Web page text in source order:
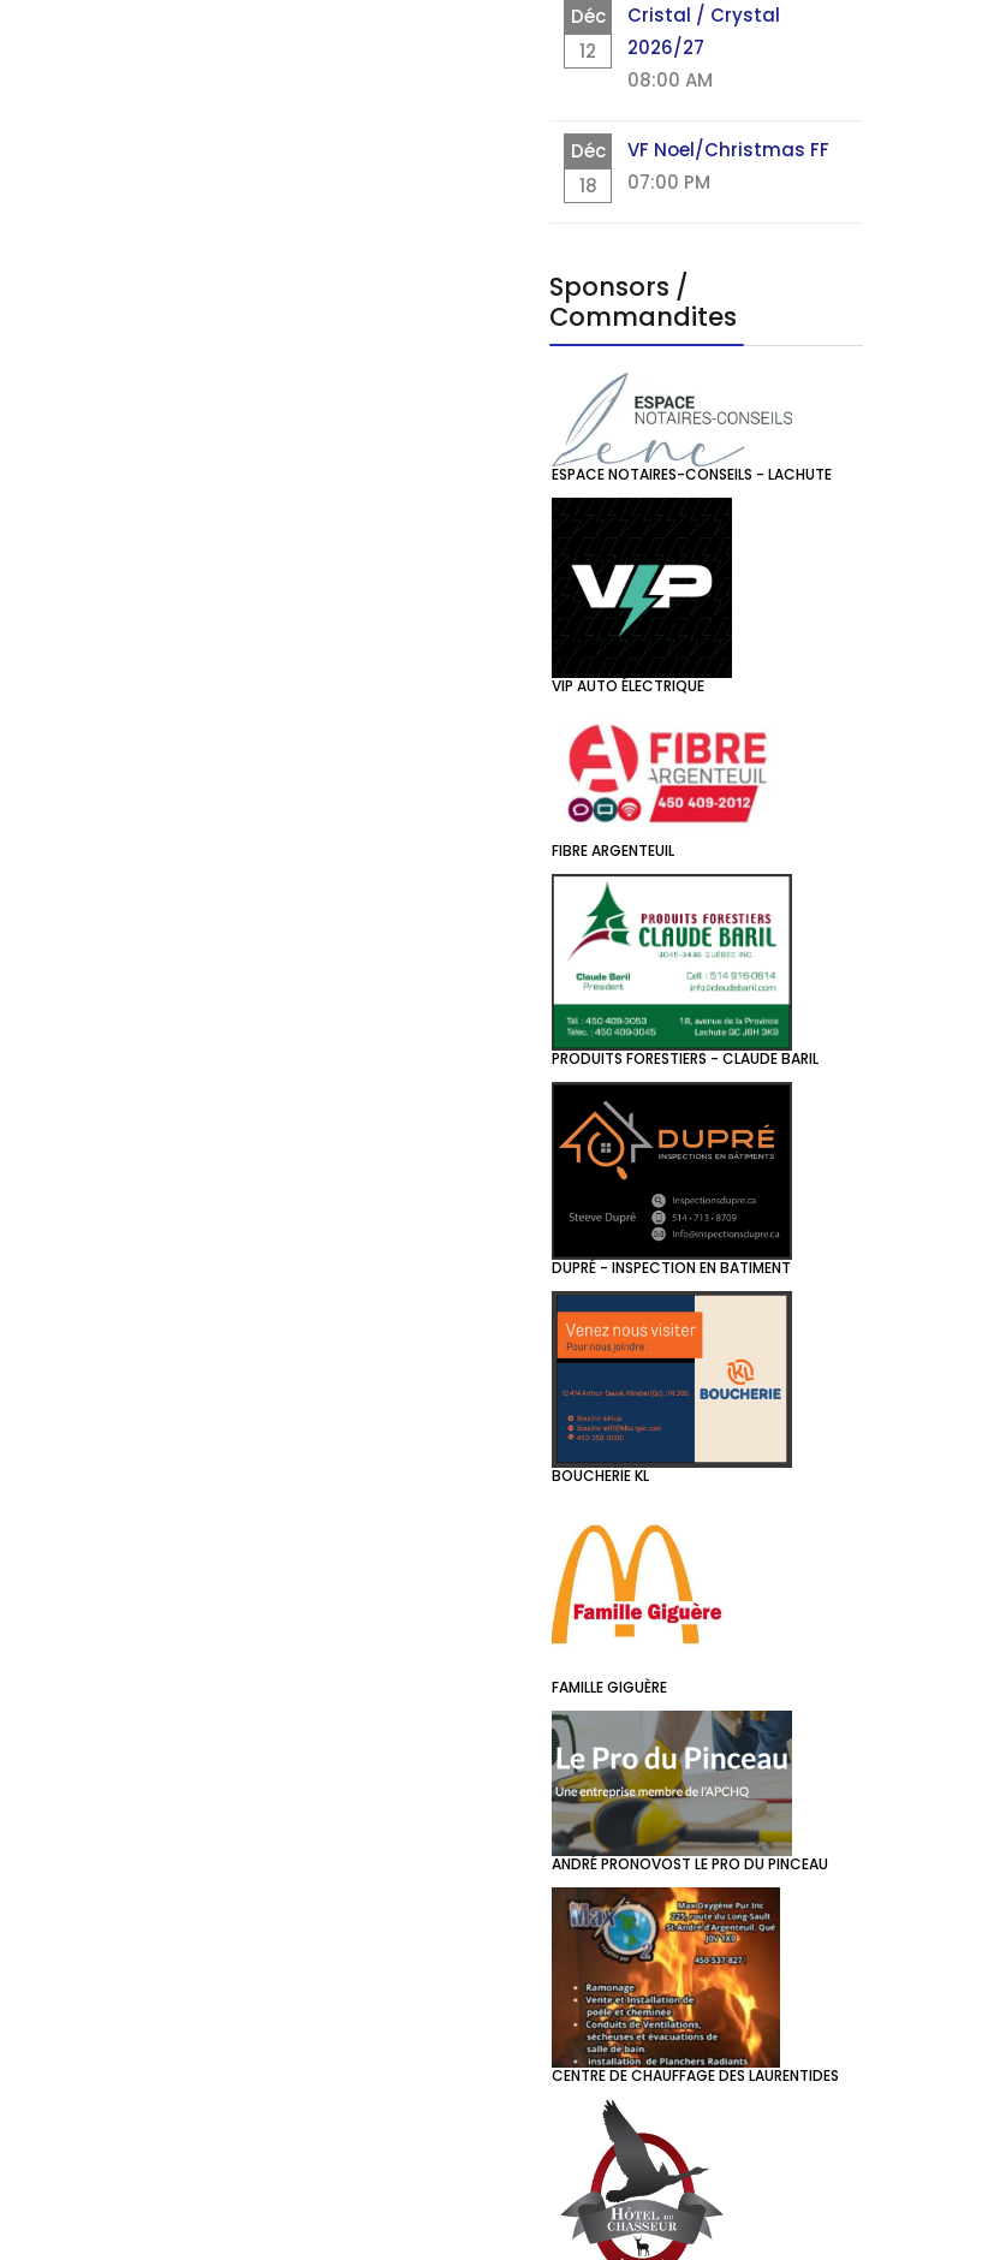
Déc
12
Cristal / Crystal
2026/27
08:00 AM
Déc
18
VF Noel/Christmas FF
07:00 PM
Sponsors /
Commandites
ESPACE NOTAIRES-CONSEILS - LACHUTE
VIP AUTO ÉLECTRIQUE
FIBRE ARGENTEUIL
PRODUITS FORESTIERS - CLAUDE BARIL
DUPRÉ - INSPECTION EN BATIMENT
BOUCHERIE KL
FAMILLE GIGUÈRE
ANDRÉ PRONOVOST LE PRO DU PINCEAU
CENTRE DE CHAUFFAGE DES LAURENTIDES